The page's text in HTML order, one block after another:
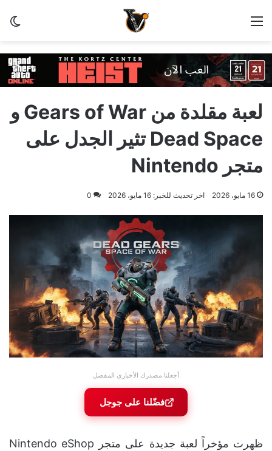
القائمة
لعبة مقلدة من Gears of War و
Dead Space تثير الجدل على
متجر Nintendo
16 مايو، 2026 اخر تحديث للخبر: 16 مايو، 2026 0
أجعلنا مصدرك الأخباري المفضل
فضّلنا على جوجل
ظهرت مؤخراً لعبة جديدة على متجر Nintendo eShop